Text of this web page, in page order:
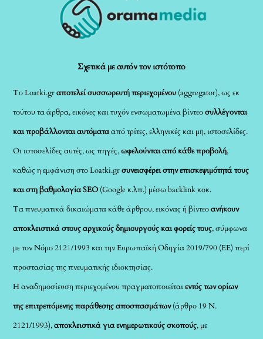
To
Σχετικά με αυτόν τον ιστότοπο
Το Loatki.grαποτελεί συσσωρευτή περιεχομένου (aggregator), ως εκ
τούτου τα άρθρα, εικόνες και τυχόν ενσωματωμένα βίντεοσυλλέγονται
και προβάλλονται αυτόματααπό τρίτες, ελληνικές και μη, ιστοσελίδες.
Οι ιστοσελίδες αυτές, ως πηγές,ωφελούνται από κάθε προβολή,
καθώς η εμφάνιση στο Loatki.grσυνεισφέρει στην επισκεψιμότητά τους
και στη βαθμολογία SEO (Google κ.λπ.) μέσω backlink κοκ.
Τα πνευματικά δικαιώματα κάθε άρθρου, εικόνας ή βίντεοανήκουν
αποκλειστικά στους αρχικούς δημιουργούς και φορείς τους, σύμφωνα
με τον Νόμο 2121/1993 και την Ευρωπαϊκή Οδηγία 2019/790 (ΕΕ) περί
προστασίας της πνευματικής ιδιοκτησίας.
Η αναδημοσίευση περιεχομένου πραγματοποιείταιεντός των ορίων
της επιτρεπόμενης παράθεσης αποσπασμάτων(άρθρο 19 Ν.
2121/1993),αποκλειστικά για ενημερωτικούς σκοπούς, με